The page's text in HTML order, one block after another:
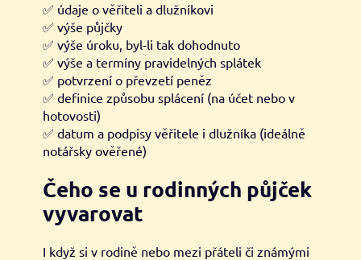
✅ údaje o věřiteli a dlužníkovi
✅ výše půjčky
✅ výše úroku, byl-li tak dohodnuto
✅ výše a termíny pravidelných splátek
✅ potvrzení o převzetí peněz
✅ definice způsobu splácení (na účet nebo v
hotovosti)
✅ datum a podpisy věřitele i dlužníka (ideálně
notářsky ověřené)
Čeho se u rodinných půjček
vyvarovat
I když si v rodině nebo mezi přáteli či známými